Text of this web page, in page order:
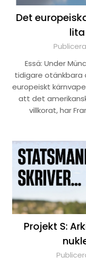
Det
lita
Essä: Under
tidigare
europeiskt
att det
villkorat, har
Projekt S: